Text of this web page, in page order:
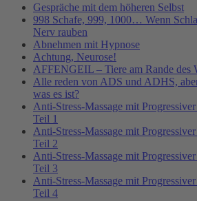
Gespräche mit dem höheren Selbst
998 Schafe, 999, 1000… Wenn
Nerv rauben
Abnehmen mit Hypnose
Achtung, Neurose!
AFFENGEIL – Tiere am Rande des
Alle reden von ADS und ADHS,
was es ist?
Anti-Stress-Massage mit
Teil 1
Anti-Stress-Massage mit
Teil 2
Anti-Stress-Massage mit
Teil 3
Anti-Stress-Massage mit
Teil 4